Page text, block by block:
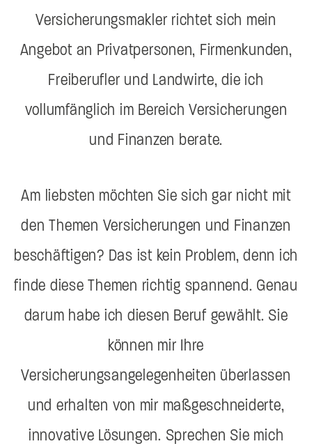
Versicherungsmakler richtet sich mein
Angebot an Privatpersonen, Firmenkunden,
Freiberufler und Landwirte, die ich
vollumfänglich im Bereich Versicherungen
und Finanzen berate.
Am liebsten möchten Sie sich gar nicht mit
den Themen Versicherungen und Finanzen
beschäftigen? Das ist kein Problem, denn ich
finde diese Themen richtig spannend. Genau
darum habe ich diesen Beruf gewählt. Sie
können mir Ihre
Versicherungsangelegenheiten überlassen
und erhalten von mir maßgeschneiderte,
innovative Lösungen. Sprechen Sie mich